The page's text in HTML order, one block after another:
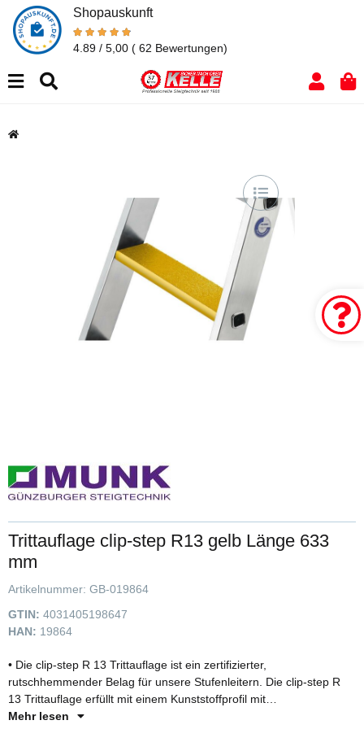
Shopauskunft
4.89 / 5,00 ( 62 Bewertungen)
Trittauflage clip-step R13 gelb Länge 633
mm
Artikelnummer: GB-019864
GTIN: 4031405198647
HAN: 19864
• Die clip-step R 13 Trittauflage ist ein zertifizierter,
rutschhemmender Belag für unsere Stufenleitern. Die clip-step R
13 Trittauflage erfüllt mit einem Kunststoffprofil mit
Korundeinstreuung die Vorgaben der Bewertungsgruppe R 13 und
Mehr lesen